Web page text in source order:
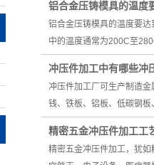
铝合金压铸模具的温度
铝合金压铸模具的温度要
中的温度通常为200C至
冲压件加工中有哪些冲
冲压件加工厂可生产制造
钱、铁板、铝板、低碳钢
精密五金冲压件加工工
精密五金冲压件加工，犹